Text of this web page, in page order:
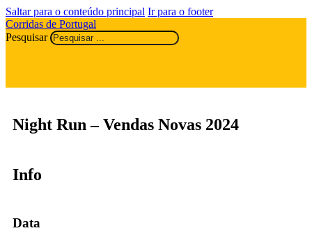
Saltar para o conteúdo principal Ir para o footer
Corridas de Portugal
Pesquisar
Night Run – Vendas Novas 2024
Info
Data